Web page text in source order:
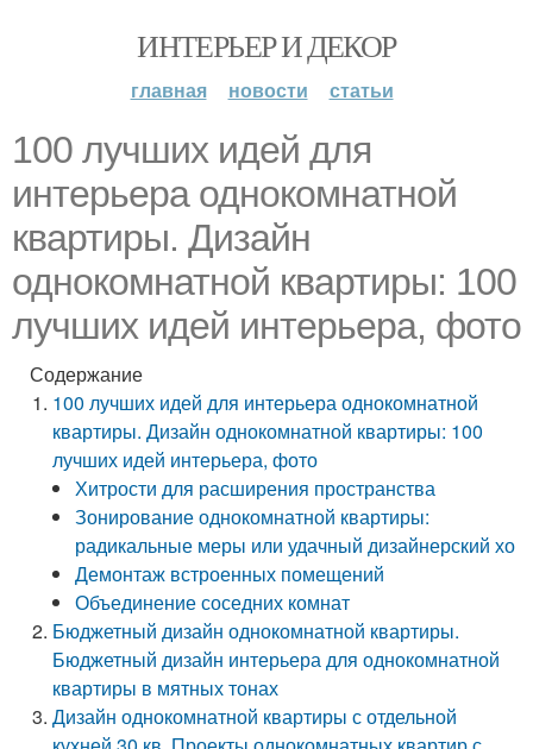
ИНТЕРЬЕР И ДЕКОР
главная новости статьи
100 лучших идей для
интерьера однокомнатной
квартиры. Дизайн
однокомнатной квартиры: 100
лучших идей интерьера, фото
Содержание
100 лучших идей для интерьера однокомнатной
квартиры. Дизайн однокомнатной квартиры: 100
лучших идей интерьера, фото
Хитрости для расширения пространства
Зонирование однокомнатной квартиры:
радикальные меры или удачный дизайнерский хо
Демонтаж встроенных помещений
Объединение соседних комнат
Бюджетный дизайн однокомнатной квартиры.
Бюджетный дизайн интерьера для однокомнатной
квартиры в мятных тонах
Дизайн однокомнатной квартиры с отдельной